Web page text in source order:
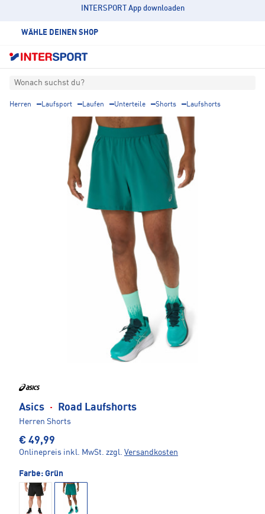
INTERSPORT App downloaden
WÄHLE DEINEN SHOP
Wonach suchst du?
Herren Laufsport Laufen Unterteile Shorts Laufshorts
Asics · Road Laufshorts
Herren Shorts
€ 49,99
Onlinepreis inkl. MwSt. zzgl. Versandkosten
Farbe: Grün